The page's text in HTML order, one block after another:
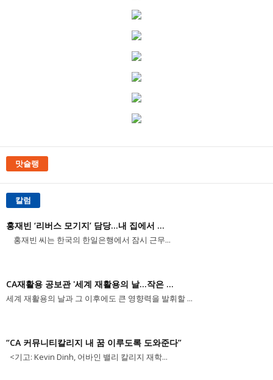
맛슐랭
칼럼
홍재빈 ‘리버스 모기지’ 담당...내 집에서 ...
홍재빈 씨는 한국의 한일은행에서 잠시 근무...
CA재활용 공보관 '세계 재활용의 날...작은 ...
세계 재활용의 날과 그 이후에도 큰 영향력을 발휘할 ...
“CA 커뮤니티칼리지 내 꿈 이루도록 도와준다”
<기고: Kevin Dinh, 어바인 밸리 칼리지 재학...